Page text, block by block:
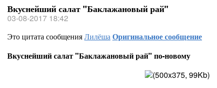
Вкуснейший салат "Баклажановый рай"
03-08-2017 18:42
Это цитата сообщенияЛилёшаОригинальное сообщение
Вкуснейший салат "Баклажановый рай" по-новому